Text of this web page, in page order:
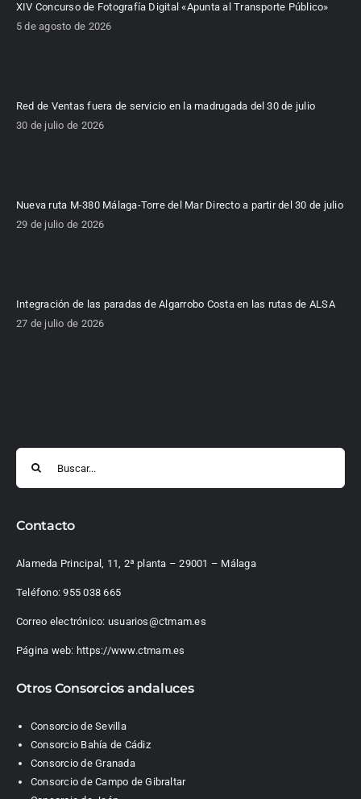
XIV Concurso de Fotografía Digital «Apunta al Transporte Público»
5 de agosto de 2026
Red de Ventas fuera de servicio en la madrugada del 30 de julio
30 de julio de 2026
Nueva ruta M-380 Málaga-Torre del Mar Directo a partir del 30 de julio
29 de julio de 2026
Integración de las paradas de Algarrobo Costa en las rutas de ALSA
27 de julio de 2026
Contacto
Alameda Principal, 11, 2ª planta – 29001 – Málaga
Teléfono:955 038 665
Correo electrónico: usuarios@ctmam.es
Página web: https://www.ctmam.es
Otros Consorcios andaluces
Consorcio de Sevilla
Consorcio Bahía de Cádiz
Consorcio de Granada
Consorcio de Campo de Gibraltar